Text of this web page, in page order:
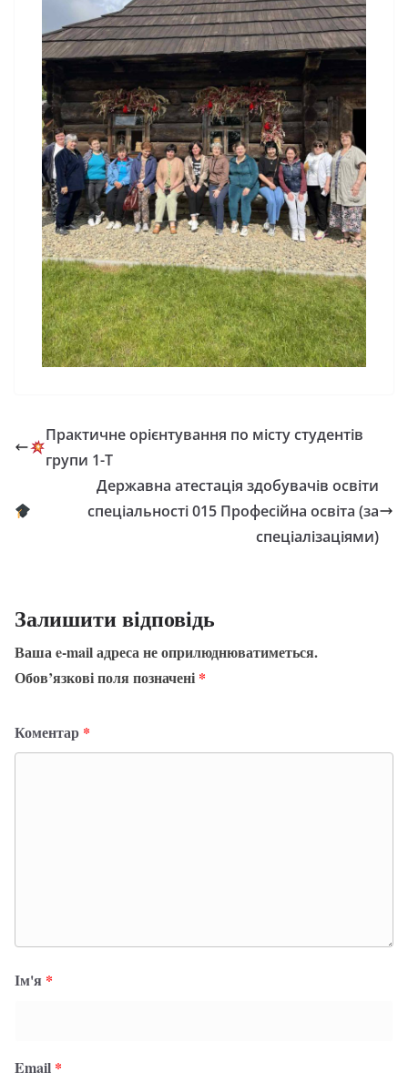
Практичне орієнтування по місту студентів
групи 1-Т
Державна атестація здобувачів освіти
спеціальності 015 Професійна освіта (за
спеціалізаціями)
Залишити відповідь
Ваша e-mail адреса не оприлюднюватиметься.
Обов’язкові поля позначені *
Коментар *
Ім'я *
Email *